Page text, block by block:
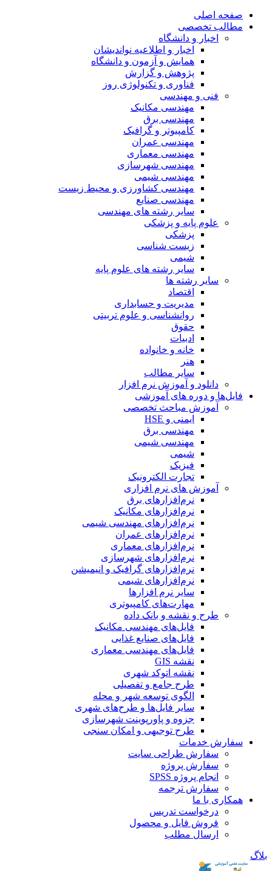
صفحه اصلی
مطالب تخصصی
اخبار و دانشگاه
اخبار و اطلاعیه نواندیشان
همایش و آزمون و دانشگاه
پژوهش و گزارش
فناوری و تکنولوژی روز
فنی و مهندسی
مهندسی مکانیک
مهندسی برق
کامپیوتر و گرافیک
مهندسی عمران
مهندسی معماری
مهندسی شهرسازی
مهندسی شیمی
مهندسی کشاورزی و محیط زیست
مهندسی صنایع
سایر رشته های مهندسی
علوم پایه و پزشکی
پزشکی
زیست شناسی
شیمی
سایر رشته های علوم پایه
سایر رشته ها
اقتصاد
مدیریت و حسابداری
روانشناسی و علوم تربیتی
حقوق
ادبیات
خانه و خانواده
هنر
سایر مطالب
دانلود و آموزش نرم افزار
فایل‌ها و دوره های آموزشی
آموزش مباحث تخصصی
ایمنی و HSE
مهندسی برق
مهندسی شیمی
شیمی
فیزیک
تجارت الکترونیک
آموزش های نرم افزاری
نرم‌افزارهای برق
نرم‌افزارهای مکانیک
نرم‌افزارهای مهندسی شیمی
نرم‌افزارهای عمران
نرم‌افزارهای معماری
نرم‌افزارهای شهرسازی
نرم‌افزارهای گرافیک و انیمیشن
نرم‌افزارهای شیمی
سایر نرم افزارها
مهارت‌های کامپیوتری
طرح و نقشه و بانک داده
فایل‌های مهندسی مکانیک
فایل‌های صنایع غذایی
فایل‌های مهندسی معماری
نقشه GIS
نقشه اتوکد شهری
طرح جامع و تفصیلی
الگوی توسعه شهر و محله
سایر فایل‌ها و طرح‌های شهری
جزوه و پاورپوینت شهرسازی
طرح توجیهی و امکان سنجی
سفارش خدمات
سفارش طراحی سایت
سفارش پروژه
انجام پروژه SPSS
سفارش ترجمه
همکاری با ما
درخواست تدریس
فروش فایل و محصول
ارسال مطلب